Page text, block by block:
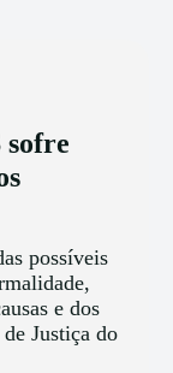
sofre
possíveis
e dos
Justiça do